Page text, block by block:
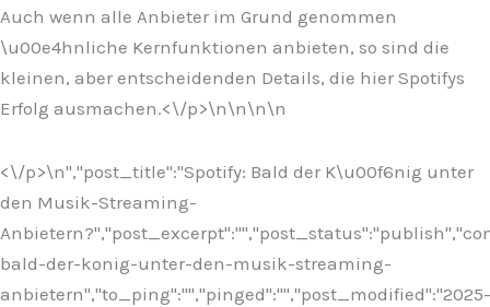
Auch wenn alle Anbieter im Grund genommen
\u00e4hnliche Kernfunktionen anbieten, so sind die
kleinen, aber entscheidenden Details, die hier Spotifys
Erfolg ausmachen.<\/p>\n\n\n\n
<\/p>\n","post_title":"Spotify: Bald der K\u00f6nig unter
den Musik-Streaming-
bald-der-konig-unter-den-musik-streaming-
anbietern","to_ping":"","pinged":"","post_modified":"2025-